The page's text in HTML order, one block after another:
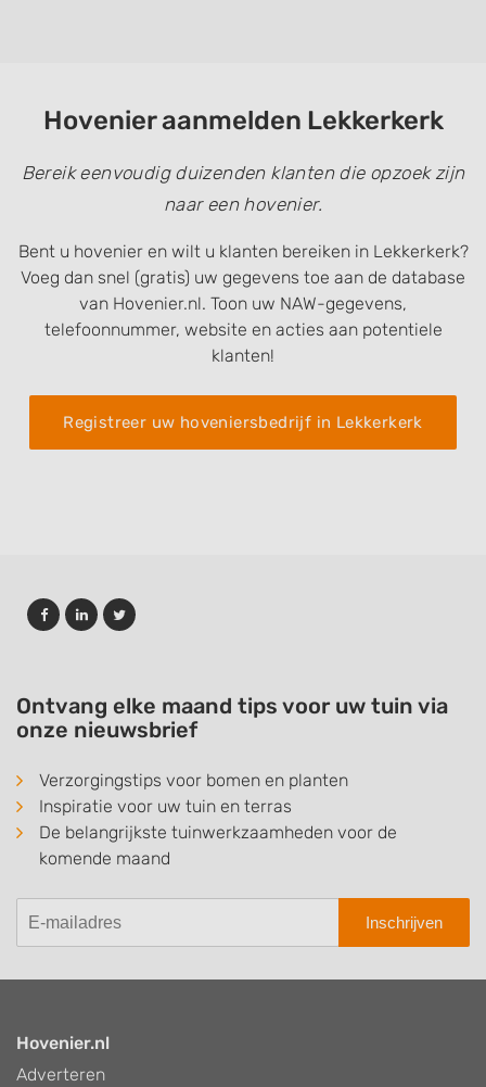
Hovenier aanmelden Lekkerkerk
Bereik eenvoudig duizenden klanten die opzoek zijn
naar een hovenier.
Bent u hovenier en wilt u klanten bereiken in Lekkerkerk?
Voeg dan snel (gratis) uw gegevens toe aan de database
van Hovenier.nl. Toon uw NAW-gegevens,
telefoonnummer, website en acties aan potentiele
klanten!
Registreer uw hoveniersbedrijf in Lekkerkerk
Ontvang elke maand tips voor uw tuin via
onze nieuwsbrief
Verzorgingstips voor bomen en planten
Inspiratie voor uw tuin en terras
De belangrijkste tuinwerkzaamheden voor de
komende maand
Inschrijven
Hovenier.nl
Adverteren